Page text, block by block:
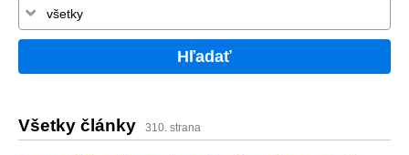
Hľadať
Všetky články 310. strana